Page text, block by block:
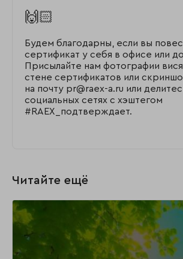
🙌🏻
Будем благодарны, если вы
сертификат у себя в офисе или
Присылайте нам фотографии
стене сертификатов или
на почту pr@raex-a.ru или
социальных сетях с хэштегом
#RAEX_подтверждает.
Читайте ещё